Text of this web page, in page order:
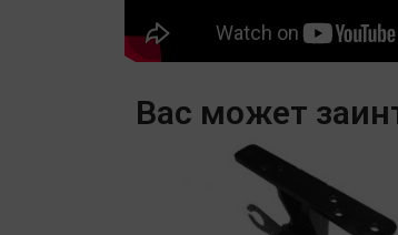
Вас может